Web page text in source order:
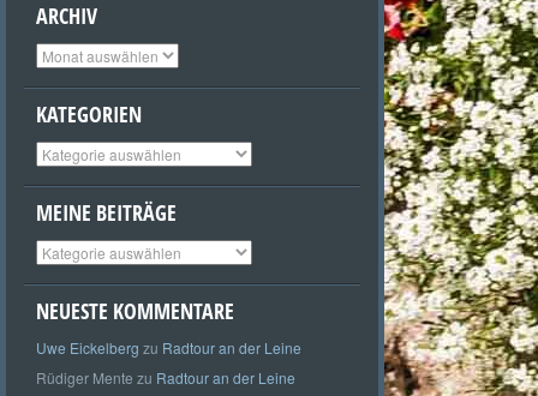
ARCHIV
Archiv
KATEGORIEN
Kategorien
MEINE BEITRÄGE
Meine
Beiträge
NEUESTE KOMMENTARE
Uwe Eickelberg zu Radtour an der Leine
Rüdiger Mente zu Radtour an der Leine